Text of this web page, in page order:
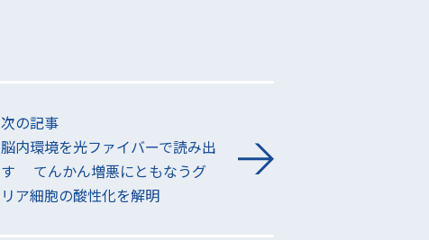
次の記事
脳内環境を光ファイバーで読み出
す てんかん増悪にともなうグ
リア細胞の酸性化を解明